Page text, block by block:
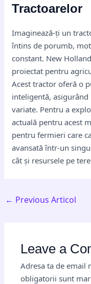
Tractoarelor
Imaginează-ți un
întins de porumb,
constant. New
proiectat pentru
Acest tractor oferă o
inteligentă,
variate. Pentru a
actuală pentru acest
pentru fermieri care
avansată într-un
cât și resursele pe
← Previous Articol
Leave a
Adresa ta de email
obligatorii sunt